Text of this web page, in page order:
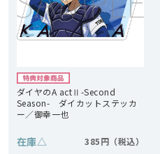
ダイヤのA actⅡ-Second
Season- ダイカットステッカ
ー／御幸一也
在庫△ 385円